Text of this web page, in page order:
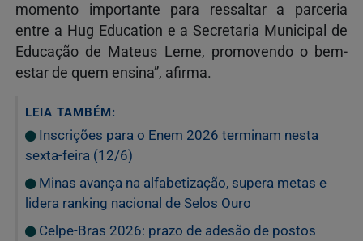
momento importante para ressaltar a parceria
entre a Hug Education e a Secretaria Municipal de
Educação de Mateus Leme, promovendo o bem-
estar de quem ensina”, afirma.
LEIA TAMBÉM:
Inscrições para o Enem 2026 terminam nesta
sexta-feira (12/6)
Minas avança na alfabetização, supera metas e
lidera ranking nacional de Selos Ouro
Celpe-Bras 2026: prazo de adesão de postos